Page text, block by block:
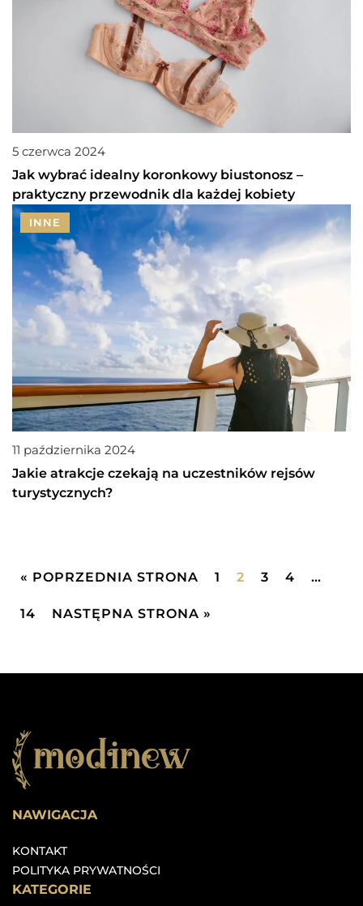
5 czerwca 2024
Jak wybrać idealny koronkowy biustonosz –
praktyczny przewodnik dla każdej kobiety
INNE
11 października 2024
Jakie atrakcje czekają na uczestników rejsów
turystycznych?
« POPRZEDNIA STRONA 1 2 3 4 …
14 NASTĘPNA STRONA »
NAWIGACJA
KONTAKT
POLITYKA PRYWATNOŚCI
KATEGORIE